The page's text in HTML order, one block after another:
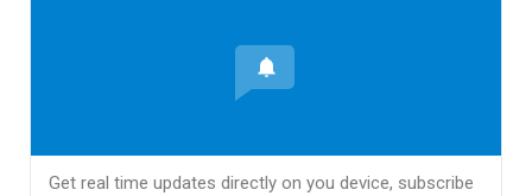
Get real time updates directly on you device, subscribe